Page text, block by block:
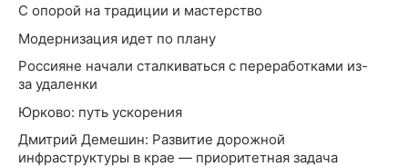
С опорой на традиции и мастерство
Модернизация идет по плану
Россияне начали сталкиваться с переработками из-
за удаленки
Юрково: путь ускорения
Дмитрий Демешин: Развитие дорожной
инфраструктуры в крае — приоритетная задача